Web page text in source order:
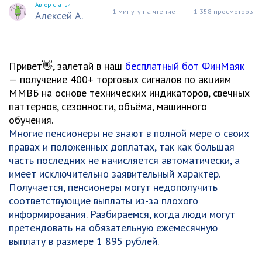
Автор статьи
Алексей А. 1 минуту на чтение 1 358 просмотров
Привет👋, залетай в наш бесплатный бот ФинМаяк
— получение 400+ торговых сигналов по акциям
ММВБ на основе технических индикаторов, свечных
паттернов, сезонности, объёма, машинного
обучения.
Многие пенсионеры не знают в полной мере о своих
правах и положенных доплатах, так как большая
часть последних не начисляется автоматически, а
имеет исключительно заявительный характер.
Получается, пенсионеры могут недополучить
соответствующие выплаты из-за плохого
информирования. Разбираемся, когда люди могут
претендовать на обязательную ежемесячную
выплату в размере 1 895 рублей.